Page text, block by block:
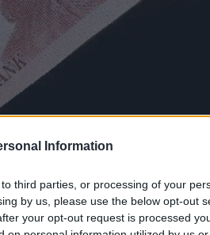
Information
third parties, or processing of your
by us, please use the below opt-out
your opt-out request is processed
év alatt
3perc